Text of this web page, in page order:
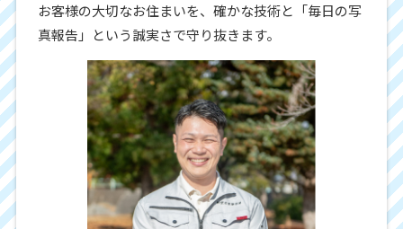
お客様の大切なお住まいを、確かな技術と「毎日の写
真報告」という誠実さで守り抜きます。